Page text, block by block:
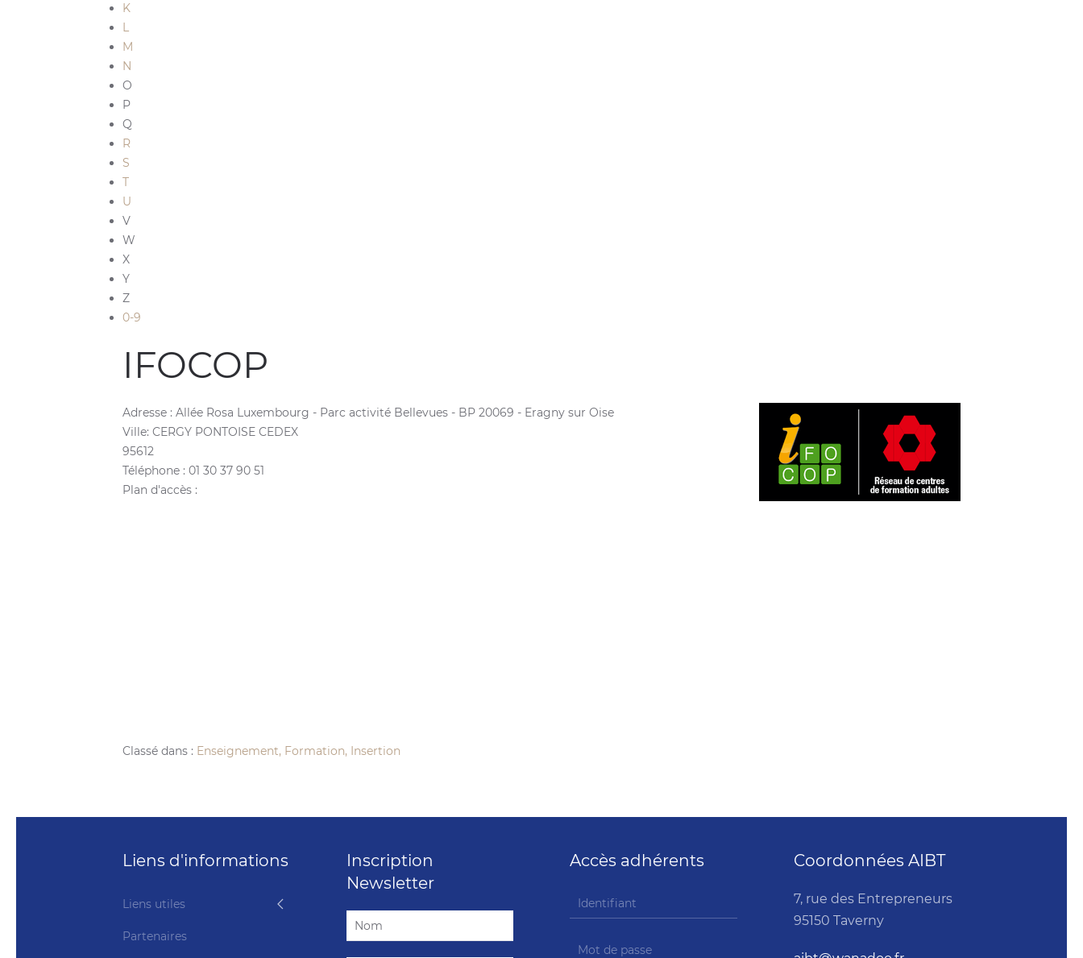
K
L
M
N
O
P
Q
R
S
T
U
V
W
X
Y
Z
0-9
IFOCOP
Adresse : Allée Rosa Luxembourg - Parc activité Bellevues - BP 20069 - Eragny sur Oise
Ville: CERGY PONTOISE CEDEX
95612
Téléphone : 01 30 37 90 51
Plan d'accès :
Classé dans : Enseignement, Formation, Insertion
Liens d'informations
Liens utiles
Partenaires
Inscription
Newsletter
Accès adhérents Coordonnées AIBT
7, rue des Entrepreneurs
95150 Taverny